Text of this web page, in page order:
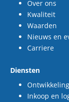
Over ons
Kwaliteit
Waarden
Nieuws en
Carriere
Diensten
Ontwikkeling
Inkoop en